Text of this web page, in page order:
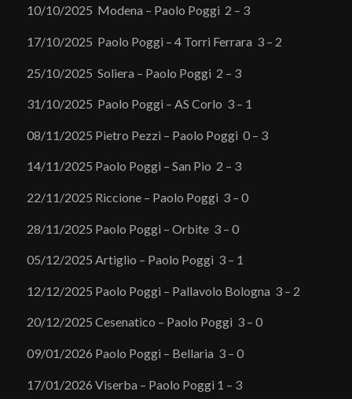
10/10/2025 Modena – Paolo Poggi 2 – 3
17/10/2025 Paolo Poggi – 4 Torri Ferrara 3 – 2
25/10/2025 Soliera – Paolo Poggi 2 – 3
31/10/2025 Paolo Poggi – AS Corlo 3 – 1
08/11/2025 Pietro Pezzi – Paolo Poggi 0 – 3
14/11/2025 Paolo Poggi – San Pio 2 – 3
22/11/2025 Riccione – Paolo Poggi 3 – 0
28/11/2025 Paolo Poggi – Orbite 3 – 0
05/12/2025 Artiglio – Paolo Poggi 3 – 1
12/12/2025 Paolo Poggi – Pallavolo Bologna 3 – 2
20/12/2025 Cesenatico – Paolo Poggi 3 – 0
09/01/2026 Paolo Poggi – Bellaria 3 – 0
17/01/2026 Viserba – Paolo Poggi 1 – 3